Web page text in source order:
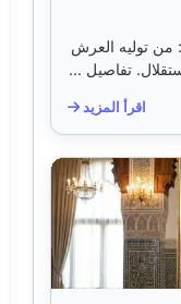
توليه العرش
تفاصيل ...
اقرأ المزيد